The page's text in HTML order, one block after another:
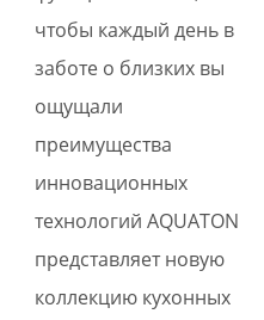
чтобы каждый день в
заботе о близких вы
ощущали
преимущества
инновационных
технологий AQUATON
представляет новую
коллекцию кухонных